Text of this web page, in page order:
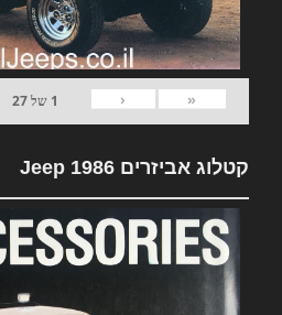
«
‹
1 של27
קטלוג אביזרים Jeep 1986